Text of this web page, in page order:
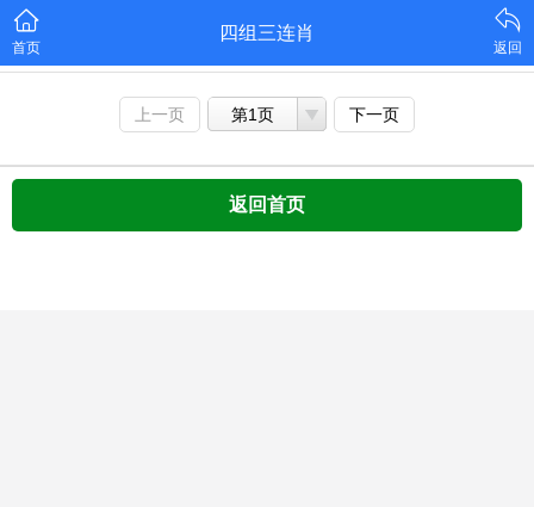
首页
四组三连肖
返回
上一页 第1页 下一页
返回首页